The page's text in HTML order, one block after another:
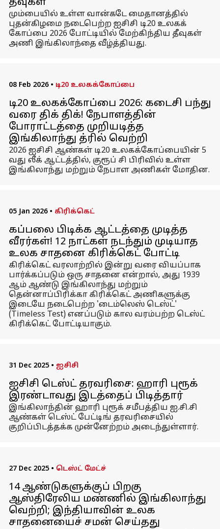
தீவுகள்
மும்பையில் உள்ள வான்கடே மைதானத்தில்
புதன்கிழமை நடைபெற்ற ஐசிசி டி20 உலகக்
கோப்பை 2026 போட்டியில் மேற்கிந்திய தீவுகள்
அணி இங்கிலாந்தை வீழ்த்தியது.
08 Feb 2026 • டி20 உலகக்கோப்பை
டி20 உலகக்கோப்பை 2026: கடைசி பந்து
வரை திக் திக்! நேபாளத்தின்
போராட்டத்தை முறியடித்த
இங்கிலாந்து த்ரில் வெற்றி
2026 ஐசிசி ஆண்கள் டி20 உலகக்கோப்பையின் 5
வது லீக் ஆட்டத்தில், குரூப் சி பிரிவில் உள்ள
இங்கிலாந்து மற்றும் நேபாள அணிகள் மோதின.
05 Jan 2026 • கிரிக்கெட்
கப்பலை பிடிக்க ஆட்டத்தை முடித்த
வீரர்கள்! 12 நாட்கள் நடந்தும் முடியாத
உலக சாதனை கிரிக்கெட் போட்டி
கிரிக்கெட் வரலாற்றில் இன்று வரை வியப்பாக
பார்க்கப்படும் ஒரு சாதனை என்றால், அது 1939
ஆம் ஆண்டு இங்கிலாந்து மற்றும்
தென்னாப்பிரிக்கா கிரிக்கெட் அணிகளுக்கு
இடையே நடைபெற்ற 'டைம்லெஸ் டெஸ்ட்'
(Timeless Test) எனப்படும் கால வரம்பற்ற டெஸ்ட்
கிரிக்கெட் போட்டியாகும்.
31 Dec 2025 • ஐசிசி
ஐசிசி டெஸ்ட் தரவரிசை: ஹாரி புரூக்
இரண்டாவது இடத்தைப் பிடித்தார்
இங்கிலாந்தின் ஹாரி புரூக் சமீபத்திய ஐ.சி.சி
ஆண்கள் டெஸ்ட் பேட்டிங் தரவரிசையில்
குறிப்பிடத்தக்க முன்னேற்றம் அடைந்துள்ளார்.
27 Dec 2025 • டெஸ்ட் மேட்ச்
14 ஆண்டுகளுக்குப் பிறகு
ஆஸ்திரேலிய மண்ணில் இங்கிலாந்து
வெற்றி; இந்தியாவின் உலக
சாதனையைச் சமன் செய்தது